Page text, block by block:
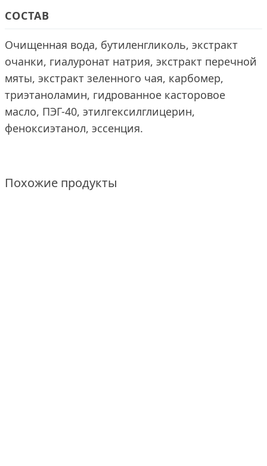
СОСТАВ
Очищенная вода, бутиленгликоль, экстракт
очанки, гиалуронат натрия, экстракт перечной
мяты, экстракт зеленного чая, карбомер,
триэтаноламин, гидрованное касторовое
масло, ПЭГ-40, этилгексилглицерин,
феноксиэтанол, эссенция.
Похожие продукты